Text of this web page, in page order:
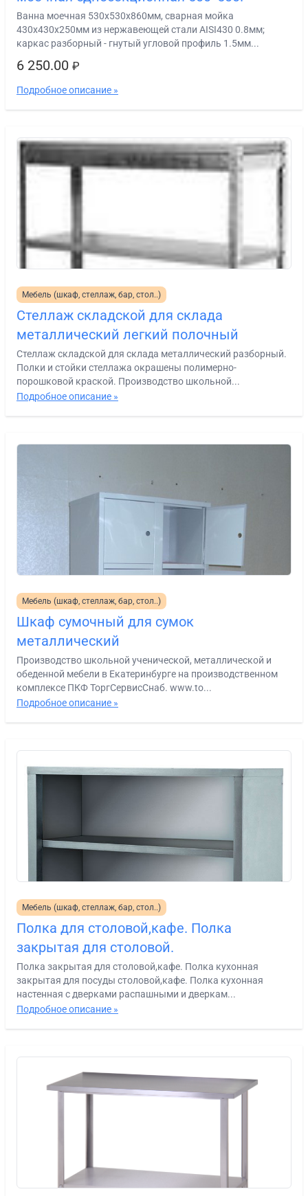
Ванна моечная 530х530х860мм, сварная мойка
430х430х250мм из нержавеющей стали AISI430 0.8мм;
каркас разборный - гнутый угловой профиль 1.5мм...
6 250.00 ₽
Подробное описание »
Мебель (шкаф, стеллаж, бар, стол..)
Стеллаж складской для склада
металлический легкий полочный
Стеллаж складской для склада металлический разборный.
Полки и стойки стеллажа окрашены полимерно-
порошковой краской. Производство школьной...
Подробное описание »
Мебель (шкаф, стеллаж, бар, стол..)
Шкаф сумочный для сумок
металлический
Производство школьной ученической, металлической и
обеденной мебели в Екатеринбурге на производственном
комплексе ПКФ ТоргСервисСнаб. www.to...
Подробное описание »
Мебель (шкаф, стеллаж, бар, стол..)
Полка для столовой,кафе. Полка
закрытая для столовой.
Полка закрытая для столовой,кафе. Полка кухонная
закрытая для посуды столовой,кафе. Полка кухонная
настенная с дверками распашными и дверкам...
Подробное описание »